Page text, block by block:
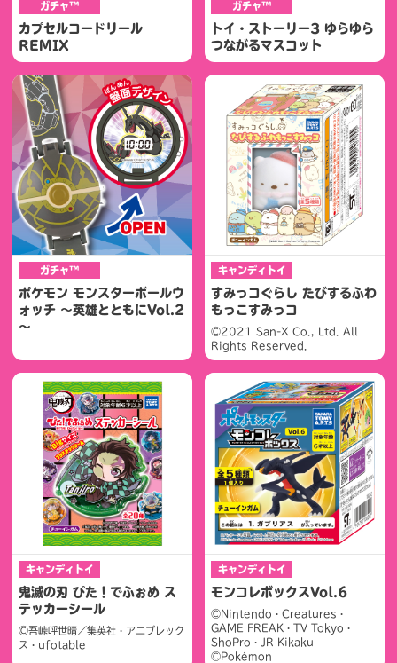
ガチャ™
カプセルコードリール
REMIX
ガチャ™
トイ・ストーリー3 ゆらゆら
つながるマスコット
ガチャ™
ポケモン モンスターボールウ
ォッチ ～英雄とともにVol.2
～
キャンディトイ
すみっコぐらし たびするふわ
もっこすみっコ
©2021 San-X Co., Ltd. All
Rights Reserved.
キャンディトイ
鬼滅の刃 ぴた！でふぉめ ス
テッカーシール
©吾峠呼世晴／集英社・アニプレック
ス・ufotable
キャンディトイ
モンコレボックスVol.6
©Nintendo・Creatures・
GAME FREAK・TV Tokyo・
ShoPro・JR Kikaku
©Pokémon